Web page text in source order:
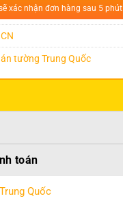
xác nhận đơn hàng sau 5 phút
tường Trung Quốc
toán
Quốc